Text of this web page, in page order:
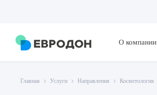
О компании
Главная Услуги Направления Косметология